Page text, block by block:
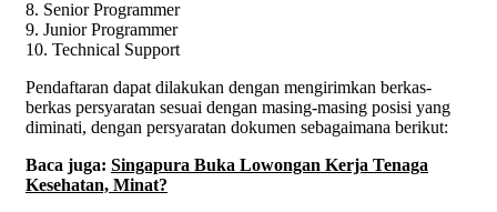
8. Senior Programmer
9. Junior Programmer
10. Technical Support
Pendaftaran dapat dilakukan dengan mengirimkan berkas-
berkas persyaratan sesuai dengan masing-masing posisi yang
diminati, dengan persyaratan dokumen sebagaimana berikut:
Baca juga: Singapura Buka Lowongan Kerja Tenaga
Kesehatan, Minat?